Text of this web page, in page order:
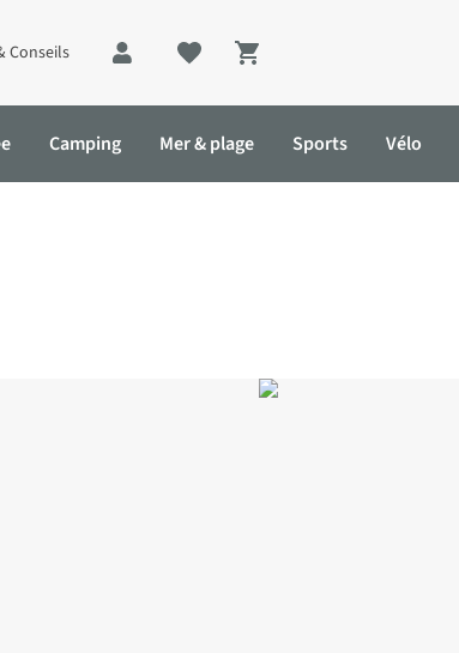
Conseils
Shopping cart
Camping Mer & plage Sports Vélo